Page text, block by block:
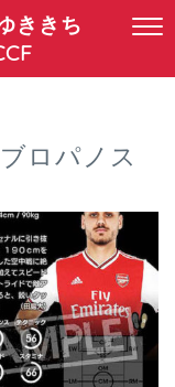
ききち
ロパノス